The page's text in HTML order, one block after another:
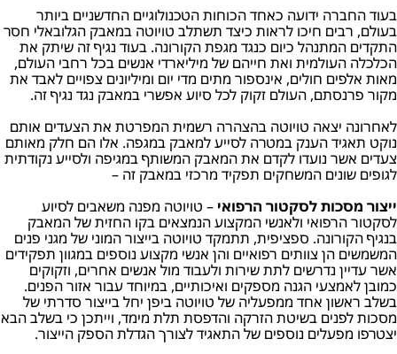
בעוד החברה ידועה כאחד הכוחות הטכנולוגיים החדשניים ביותר
בעולם, רבים חיכו לראות כיצד תשתלב טויוטה במאבק הגלובאלי חסר
התקדים המתנהל כיום כנגד מגפת הקורונה. בעוד נגיף זה שיתק את
הכלכלה העולמית ואת חייהם של מיליארדי אנשים בכל רחבי העולם,
מאות אלפים חולים, אינספור מתים מדי יום ומיליונים צפויים לאבד את
מקור פרנסתם, העולם זקוק לכל סיוע אפשרי במאבק נגד נגיף זה.
לאחרונה יצאה טויוטה בהצהרה רשמית המפרטת את הצעדים אותם
נוקט תאגיד הענק במטרה לסייע למאבק במגפה. אלו הם חלק מאותם
צעדים אשר נועדו לקדם את המאבק המשותף במגיפה ולסייע נקודתית
לגופים שונים המשחקים תפקיד מרכזי במאבק זה –
ייצור מסכות לסקטור הרפואי – טויוטה מפנה משאבים לסיוע
לסקטור הרפואי ולאנשי המקצוע הנמצאים בקו החזית של המאבק
בנגיף הקורונה. ספציפית, תתמקד טויוטה בייצור המוני של מגני פנים
המשמשים הן צוותים רפואיים והן אנשי מקצוע נוספים במגוון תפקידים
אשר עדיין נדרשים לתת שירות ולעבוד מול אנשים אחרים, וזקוקים
כמובן לאמצעי הגנה מספקים ואיכותיים, במיוחד עבור אזור הפנים.
בשלב ראשון אחד ממפעליה של טויוטה ביפן יחל בייצור סדרתי של
מסכות לפנים בשיטת הזרקה והדפסת תלת מימד, וייתכן כי בשלב הבא
יצטרפו מפעלים נוספים של התאגיד לצורך הגדלת הספק הייצור.